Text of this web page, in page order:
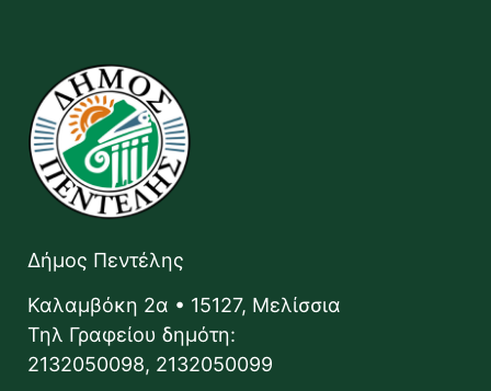
Δήμος Πεντέλης
Καλαμβόκη 2α • 15127, Μελίσσια
Τηλ Γραφείου δημότη:
2132050098, 2132050099